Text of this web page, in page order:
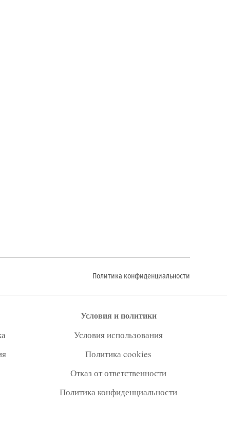
Политика конфиденциальности
Условия и политики
Условия использования
Политика cookies
Отказ от ответственности
Политика конфиденциальности